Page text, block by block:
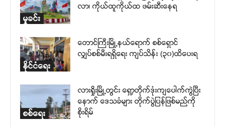
မှုခင်း
လာ၊ ကိုယ်ထူကိုယ်ထ ဖမ်းဆီးနေရ
နိုင်ငံရေး
တောင်ကြီးမြို့နယ်ရောက် စစ်ရှောင်
လျှပ်စစ်မီးရရှိရေး ကျပ်သိန်း (၃၀)ထိပေးရ
စစ်ရေး
လားရှိုးမြို့တွင်း ရှော့တိုက်ဒုံးကျပေါက်ကွဲပြီး
နောက် ဒေသခံများ တိုက်ပွဲပြန်ဖြစ်မည်ကို
စိုးရိမ်